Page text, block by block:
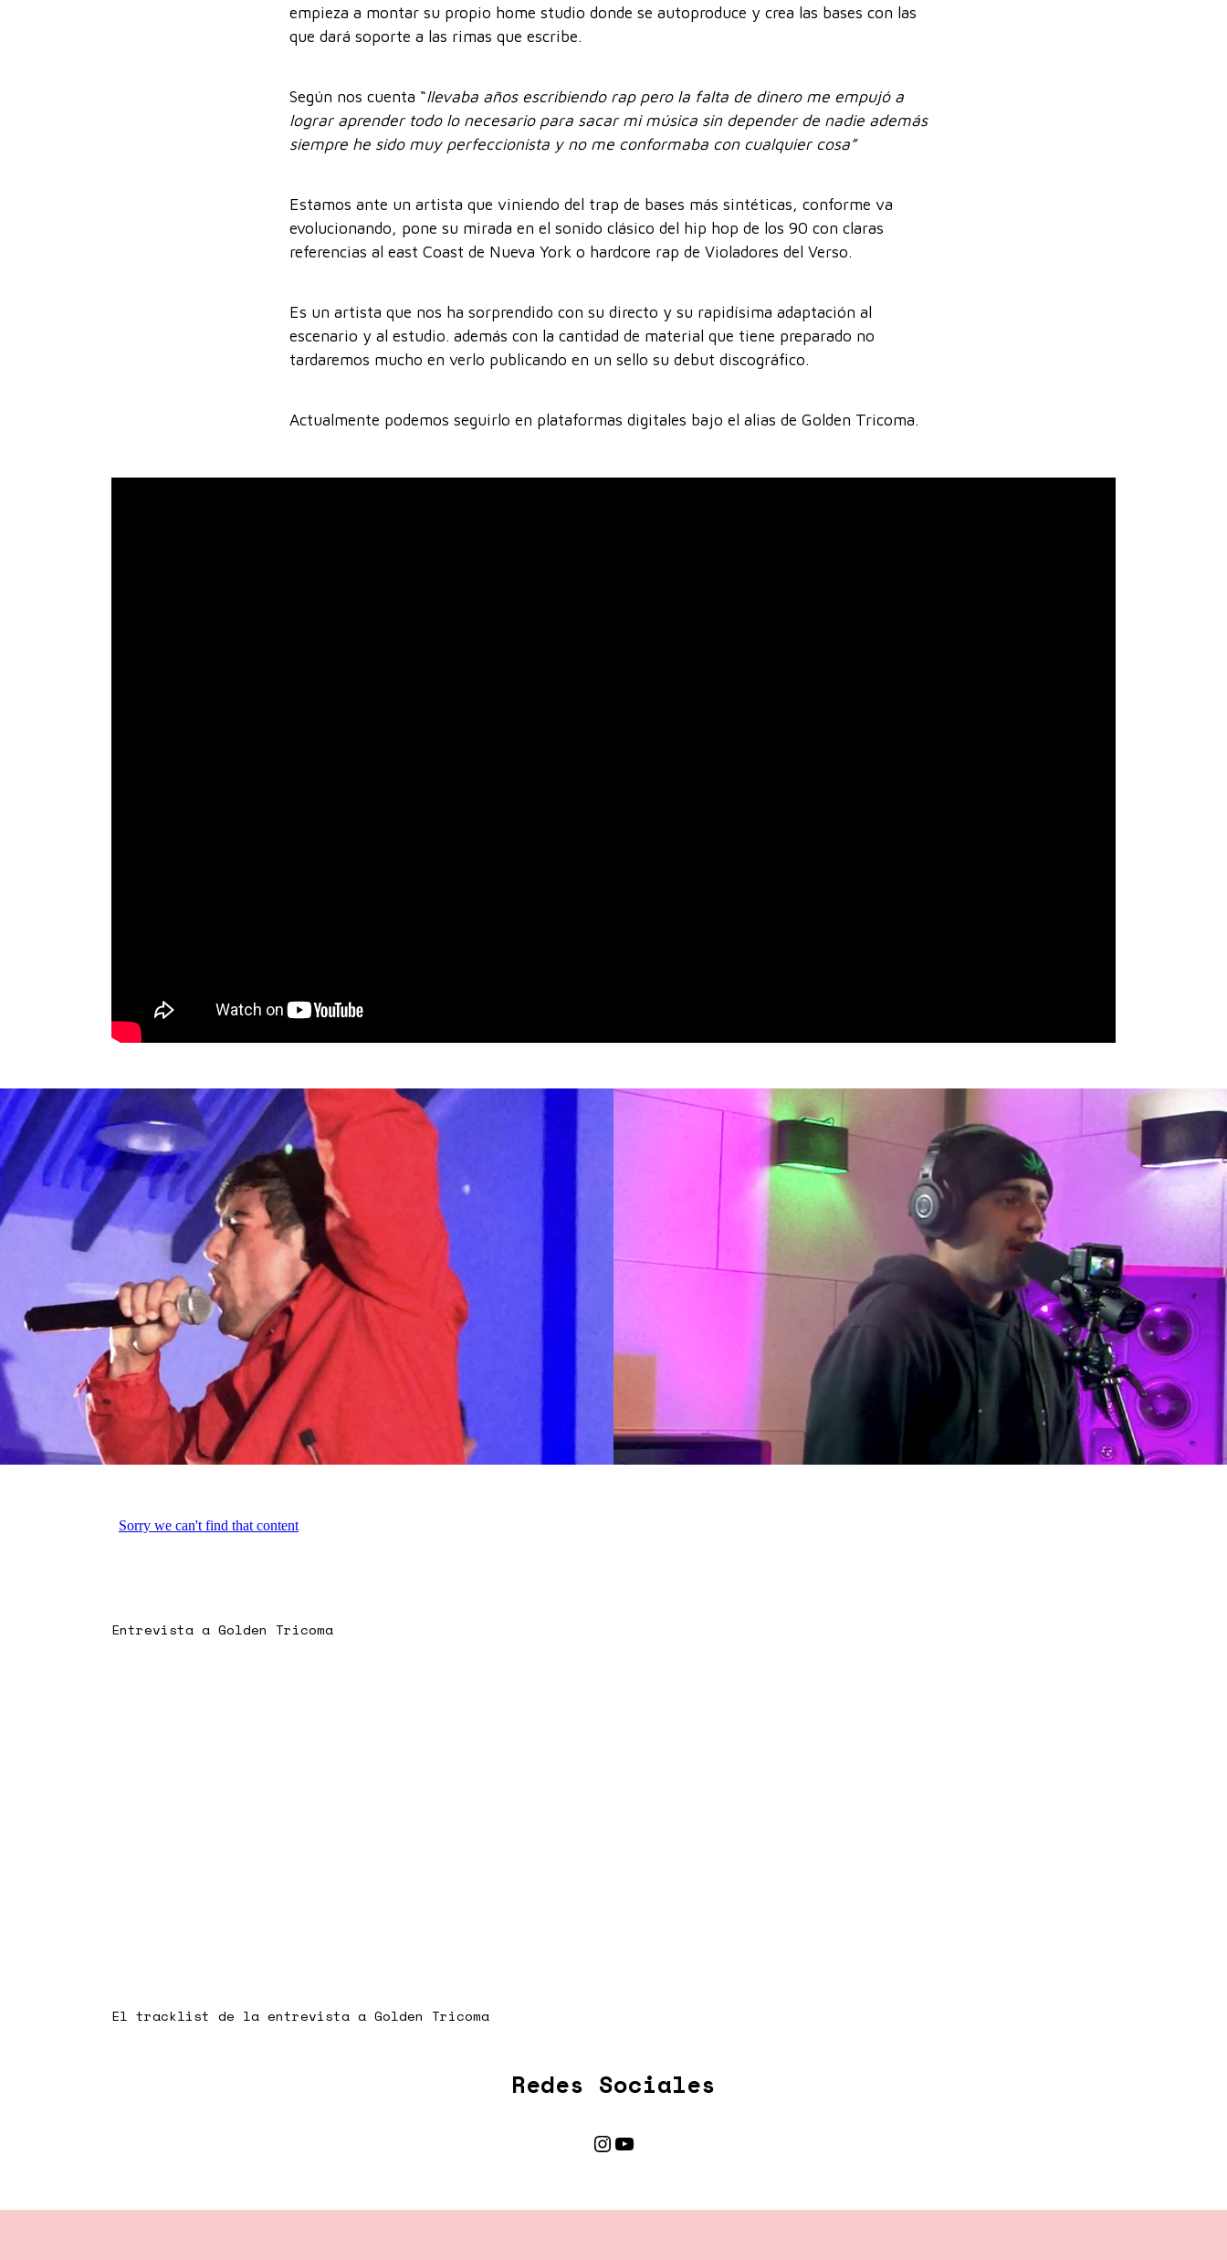
empieza a montar su propio home studio donde se autoproduce y crea las bases con las
que dará soporte a las rimas que escribe.
Según nos cuenta “llevaba años escribiendo rap pero la falta de dinero me empujó a
lograr aprender todo lo necesario para sacar mi música sin depender de nadie además
siempre he sido muy perfeccionista y no me conformaba con cualquier cosa”
Estamos ante un artista que viniendo del trap de bases más sintéticas, conforme va
evolucionando, pone su mirada en el sonido clásico del hip hop de los 90 con claras
referencias al east Coast de Nueva York o hardcore rap de Violadores del Verso.
Es un artista que nos ha sorprendido con su directo y su rapidísima adaptación al
escenario y al estudio. además con la cantidad de material que tiene preparado no
tardaremos mucho en verlo publicando en un sello su debut discográfico.
Actualmente podemos seguirlo en plataformas digitales bajo el alias de Golden Tricoma.
Entrevista a Golden Tricoma
El tracklist de la entrevista a Golden Tricoma
Redes Sociales
Instagram
YouTube